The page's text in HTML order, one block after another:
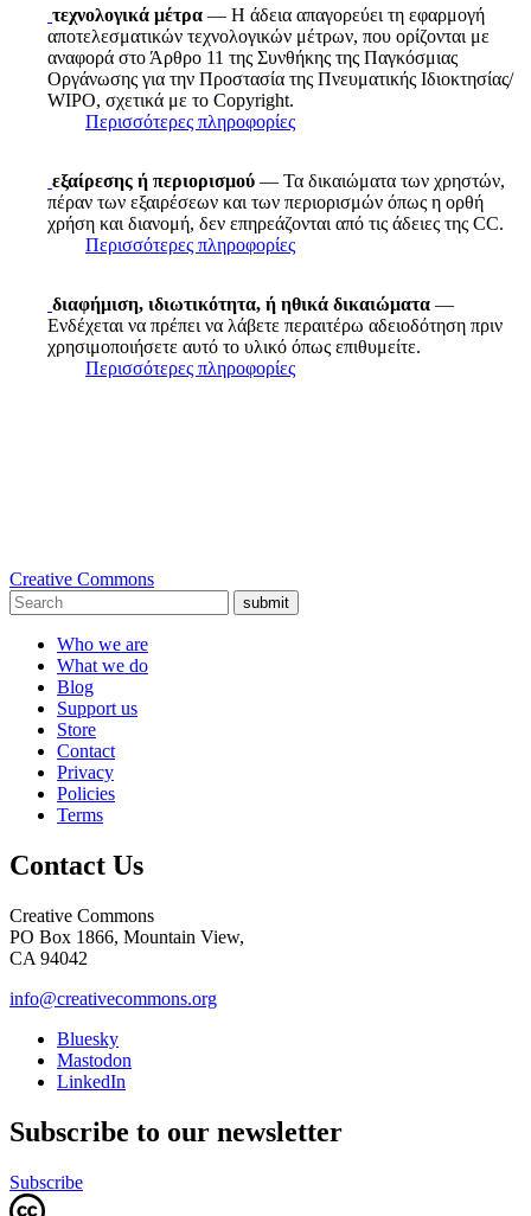
τεχνολογικά μέτρα — Η άδεια απαγορεύει τη εφαρμογή
αποτελεσματικών τεχνολογικών μέτρων, που ορίζονται με
αναφορά στο Άρθρο 11 της Συνθήκης της Παγκόσμιας
Οργάνωσης για την Προστασία της Πνευματικής Ιδιοκτησίας/
WIPO, σχετικά με το Copyright.
Περισσότερες πληροφορίες
εξαίρεσης ή περιορισμού — Τα δικαιώματα των χρηστών,
πέραν των εξαιρέσεων και των περιορισμών όπως η ορθή
χρήση και διανομή, δεν επηρεάζονται από τις άδειες της CC.
Περισσότερες πληροφορίες
διαφήμιση, ιδιωτικότητα, ή ηθικά δικαιώματα —
Ενδέχεται να πρέπει να λάβετε περαιτέρω αδειοδότηση πριν
χρησιμοποιήσετε αυτό το υλικό όπως επιθυμείτε.
Περισσότερες πληροφορίες
Creative Commons
submit
Who we are
What we do
Blog
Support us
Store
Contact
Privacy
Policies
Terms
Contact Us
Creative Commons
PO Box 1866, Mountain View,
CA 94042
info@creativecommons.org
Bluesky
Mastodon
LinkedIn
Subscribe to our newsletter
Subscribe